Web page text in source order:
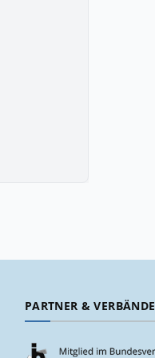
PARTNER & VERBÄNDE